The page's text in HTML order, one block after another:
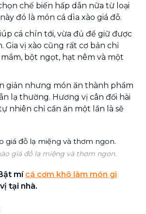
chế biến hấp dẫn nữa từ loại
đó là món cá dìa xào giá đỗ.
cá chín tới, vừa đủ để giữ được
Gia vị xào cũng rất cơ bản chỉ
bột ngọt, hạt nêm và một
giản nhưng món ăn thành phẩm
lạ thường. Hương vị cân đối hài
nhiên chỉ cần ăn một lần là sẽ
giá đỗ lạ miệng và thơm ngon.
mí cá cơm khô làm món gì
tại nhà.